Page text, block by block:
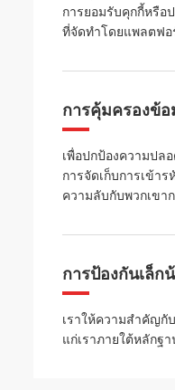
การยอมรับคุกกี้หรือ
ที่จัดทำโดยแพลตฟอ
การคุ้มครองข้
เพื่อปกป้องความปล
การจัดเก็บการเข้า
ความลับกับพวกเขา
การป้องกันเล็ก
เราให้ความสำคัญกั
แก่เราภายใต้หลักฐ